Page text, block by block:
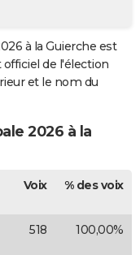
à la Guierche est
de l'élection
et le nom du
2026 à la
Voix % des voix
518 100,00%